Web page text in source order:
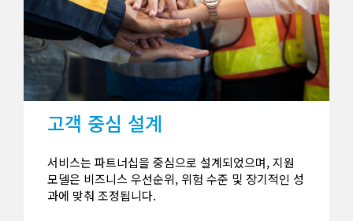
고객 중심 설계
서비스는 파트너십을 중심으로 설계되었으며, 지원
모델은 비즈니스 우선순위, 위험 수준 및 장기적인 성
과에 맞춰 조정됩니다.